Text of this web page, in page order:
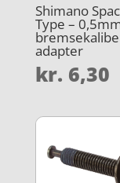
Shimano
Type –
adapter
kr. 6,30